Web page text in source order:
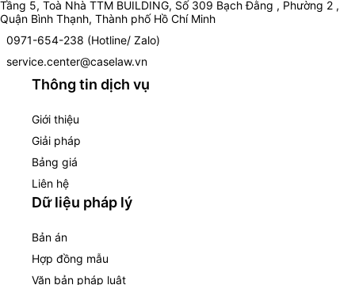
Tầng 5, Toà Nhà TTM BUILDING, Số 309 Bạch Đằng , Phường 2 ,
Quận Bình Thạnh, Thành phố Hồ Chí Minh
0971-654-238 (Hotline/ Zalo)
service.center@caselaw.vn
Thông tin dịch vụ
Giới thiệu
Giải pháp
Bảng giá
Liên hệ
Dữ liệu pháp lý
Bản án
Hợp đồng mẫu
Văn bản pháp luật